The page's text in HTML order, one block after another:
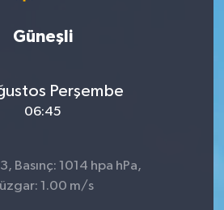
Güneşli
Perşembe
06:45
Basınç: 1014 hpa hPa,
1.00 m/s